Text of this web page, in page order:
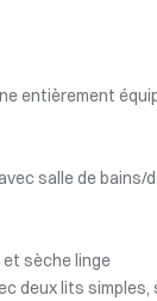
entièrement
salle de
et sèche linge
deux lits simples,